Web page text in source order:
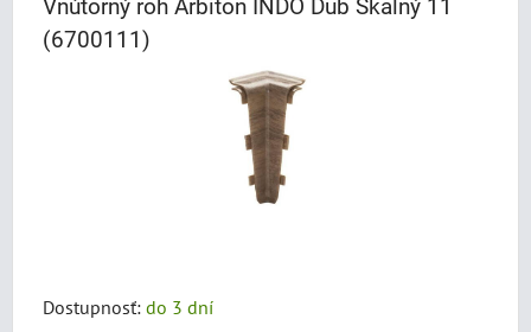
Vnútorný roh Arbiton INDO Dub Skalný 11
(6700111)
Dostupnosť: do 3 dní